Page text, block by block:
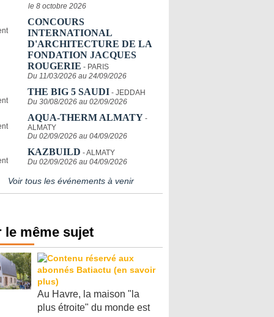
le 8 octobre 2026
CONCOURS
INTERNATIONAL
D'ARCHITECTURE DE LA
FONDATION JACQUES
ROUGERIE - PARIS
Du 11/03/2026 au 24/09/2026
THE BIG 5 SAUDI - JEDDAH
Du 30/08/2026 au 02/09/2026
AQUA-THERM ALMATY -
ALMATY
Du 02/09/2026 au 04/09/2026
KAZBUILD - ALMATY
Du 02/09/2026 au 04/09/2026
Voir tous les événements à venir
le même sujet
Au Havre, la maison "la
plus étroite" du monde est